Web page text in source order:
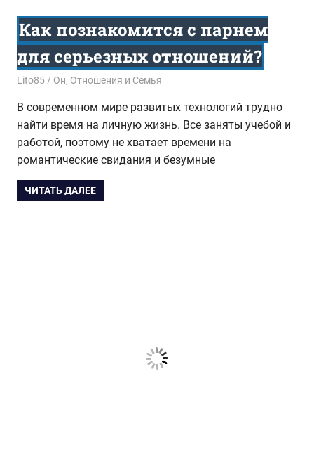
Как познакомится с парнем
для серьезных отношений?
17.08.2017
Lito85 Он, Отношения и Семья
В современном мире развитых технологий трудно
найти время на личную жизнь. Все заняты учебой и
работой, поэтому не хватает времени на
романтические свидания и безумные
ЧИТАТЬ ДАЛЕЕ